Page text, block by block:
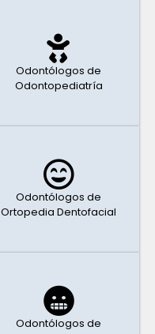
Odontólogos de
Odontopediatría
Odontólogos de
Ortopedia Dentofacial
Odontólogos de